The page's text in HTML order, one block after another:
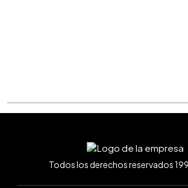
Todos los derechos reservados